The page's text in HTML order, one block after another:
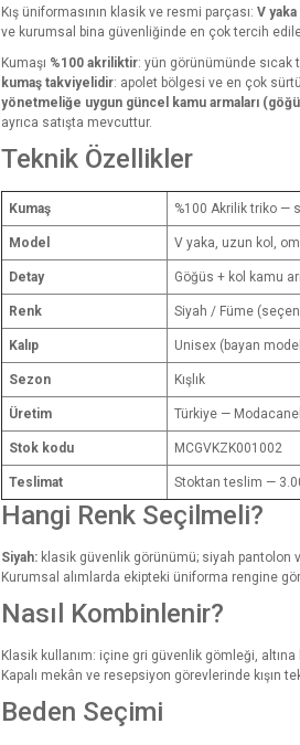
Kış üniformasının klasik ve resmi parçası: V
ve kurumsal bina güvenliğinde en çok tercih
Kumaşı %100 akriliktir: yün görünümünde sıcak
kumaş takviyelidir: apolet bölgesi ve en çok
yönetmeliğe uygun güncel kamu armaları
ayrıca satışta mevcuttur.
Teknik Özellikler
Kumaş %100 Akrilik triko —
Model V yaka, uzun kol,
Detay Göğüs + kol kamu
Renk Siyah / Füme
Kalıp Unisex (bayan
Sezon Kışlık
Üretim Türkiye — Modacanel
Stok kodu MCGVKZK001002
Teslimat Stoktan teslim —
Hangi Renk Seçilmeli?
Siyah: klasik güvenlik görünümü; siyah pantolon
Kurumsal alımlarda ekipteki üniforma rengine
Nasıl Kombinlenir?
Klasik kullanım: içine gri güvenlik gömleği,
Kapalı mekân ve resepsiyon görevlerinde kışın
Beden Seçimi